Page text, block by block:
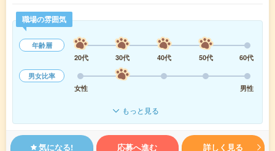
職場の雰囲気
年齢層
20代
30代 40代 50代
60代
男女比率
女性
男性
もっと見る
気になる! 応募へ進む 詳しく見る